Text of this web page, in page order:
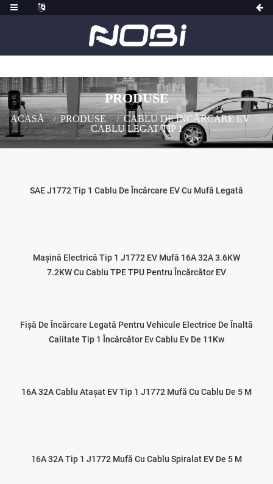
PRODUSE
ACASĂ PRODUSE
CABLU DE ÎNCĂRCARE EV
CABLU LEGAT TIP 1
SAE J1772 Tip 1 Cablu De Încărcare EV Cu Mufă Legată
Mașină Electrică Tip 1 J1772 EV Mufă 16A 32A 3.6KW
7.2KW Cu Cablu TPE TPU Pentru Încărcător EV
Fișă De Încărcare Legată Pentru Vehicule Electrice De Înaltă
Calitate Tip 1 Încărcător Ev Cablu Ev De 11Kw
16A 32A Cablu Atașat EV Tip 1 J1772 Mufă Cu Cablu De 5 M
16A 32A Tip 1 J1772 Mufă Cu Cablu Spiralat EV De 5 M